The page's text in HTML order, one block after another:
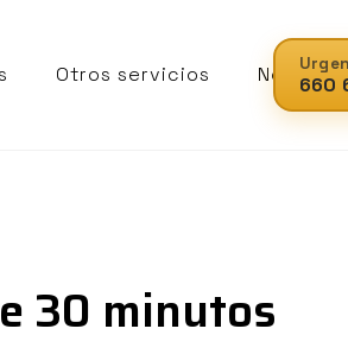
Otros servicios Noticias
660
30 minutos